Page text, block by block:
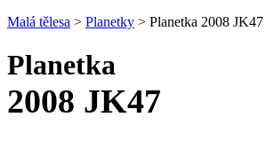
Malá tělesa > Planetky > Planetka 2008 JK47
Planetka
2008 JK47